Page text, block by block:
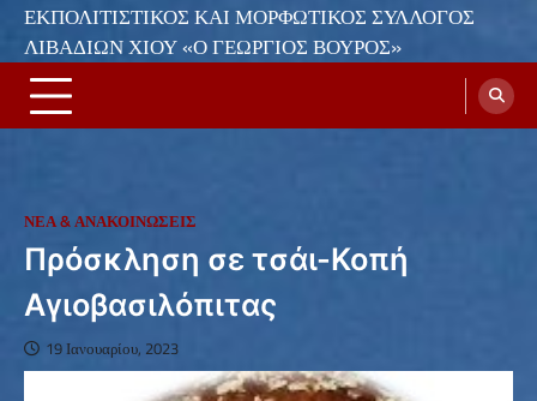
ΕΚΠΟΛΙΤΙΣΤΙΚΟΣ ΚΑΙ ΜΟΡΦΩΤΙΚΟΣ ΣΥΛΛΟΓΟΣ
ΛΙΒΑΔΙΩΝ ΧΙΟΥ «Ο ΓΕΩΡΓΙΟΣ ΒΟΥΡΟΣ»
ΝΕΑ & ΑΝΑΚΟΙΝΩΣΕΙΣ
Πρόσκληση σε τσάι-Κοπή
Αγιοβασιλόπιτας
19 Ιανουαρίου, 2023